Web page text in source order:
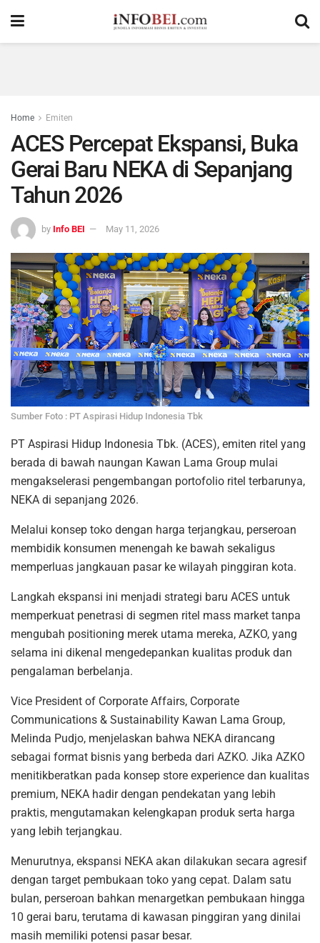
Home Emiten
ACES Percepat Ekspansi, Buka
Gerai Baru NEKA di Sepanjang
Tahun 2026
by Info BEI May 11, 2026
Sumber Foto : PT Aspirasi Hidup Indonesia Tbk
PT Aspirasi Hidup Indonesia Tbk. (ACES), emiten ritel yang
berada di bawah naungan Kawan Lama Group mulai
mengakselerasi pengembangan portofolio ritel terbarunya,
NEKA di sepanjang 2026.
Melalui konsep toko dengan harga terjangkau, perseroan
membidik konsumen menengah ke bawah sekaligus
memperluas jangkauan pasar ke wilayah pinggiran kota.
Langkah ekspansi ini menjadi strategi baru ACES untuk
memperkuat penetrasi di segmen ritel mass market tanpa
mengubah positioning merek utama mereka, AZKO, yang
selama ini dikenal mengedepankan kualitas produk dan
pengalaman berbelanja.
Vice President of Corporate Affairs, Corporate
Communications & Sustainability Kawan Lama Group,
Melinda Pudjo, menjelaskan bahwa NEKA dirancang
sebagai format bisnis yang berbeda dari AZKO. Jika AZKO
menitikberatkan pada konsep store experience dan kualitas
premium, NEKA hadir dengan pendekatan yang lebih
praktis, mengutamakan kelengkapan produk serta harga
yang lebih terjangkau.
Menurutnya, ekspansi NEKA akan dilakukan secara agresif
dengan target pembukaan toko yang cepat. Dalam satu
bulan, perseroan bahkan menargetkan pembukaan hingga
10 gerai baru, terutama di kawasan pinggiran yang dinilai
masih memiliki potensi pasar besar.